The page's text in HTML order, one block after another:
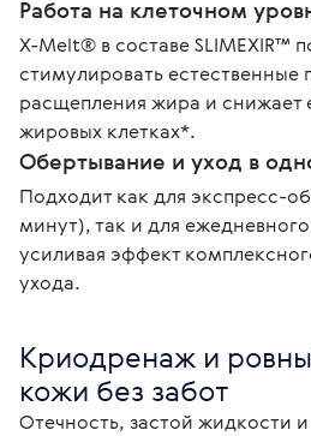
Работа на клеточном
X-Melt® в составе SLIMEXIR™
стимулировать естественные
расщепления жира и снижает
жировых клетках*.
Обертывание и уход в
Подходит как для экспресс-
минут), так и для
усиливая эффект
ухода.
Криодренаж и
кожи без забот
Отечность, застой жидкости